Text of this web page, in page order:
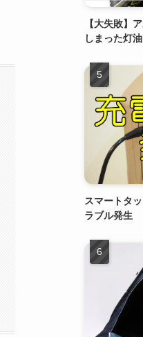
【大失敗】
しまった灯
スマートタ
ラブル発生